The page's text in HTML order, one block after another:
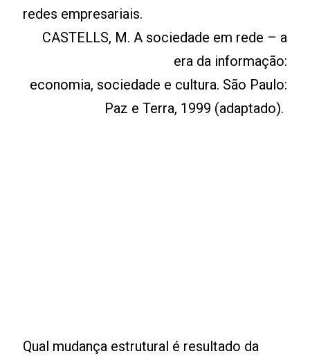
redes empresariais.
CASTELLS, M. A sociedade em rede – a
era da informação:
economia, sociedade e cultura. São Paulo:
Paz e Terra, 1999 (adaptado).
Qual mudança estrutural é resultado da